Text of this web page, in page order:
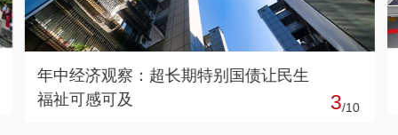
活力中国调研行｜打通科创转化链路 培
育科技创业沃土
4/10